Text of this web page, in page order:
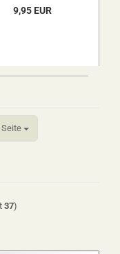
9,95 EUR
Seite
37)